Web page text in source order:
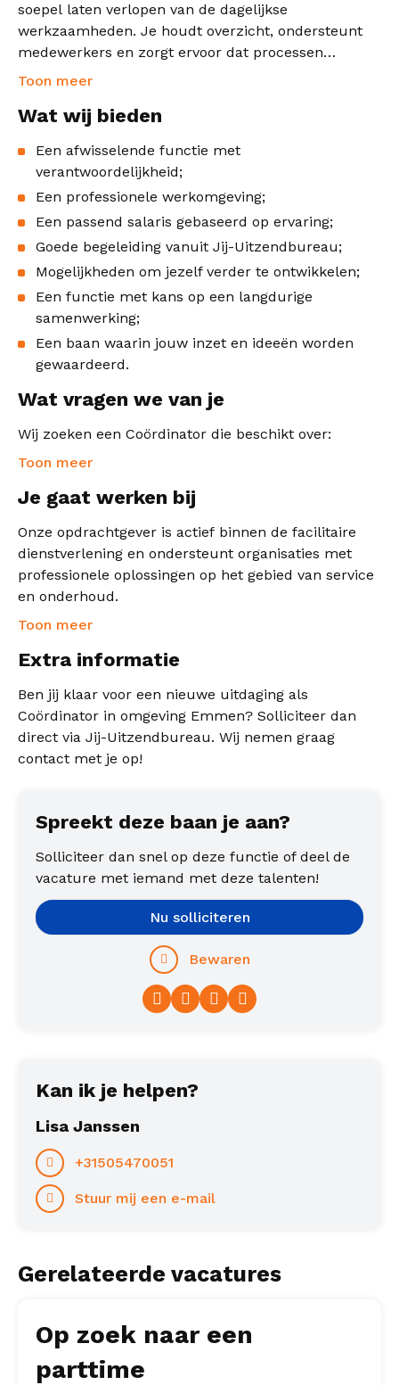
soepel laten verlopen van de dagelijkse
werkzaamheden. Je houdt overzicht, ondersteunt
medewerkers en zorgt ervoor dat processen
efficiënt worden uitgevoerd.
Toon meer
Wat wij bieden
Een afwisselende functie met
verantwoordelijkheid;
Een professionele werkomgeving;
Een passend salaris gebaseerd op ervaring;
Goede begeleiding vanuit Jij-Uitzendbureau;
Mogelijkheden om jezelf verder te ontwikkelen;
Een functie met kans op een langdurige
samenwerking;
Een baan waarin jouw inzet en ideeën worden
gewaardeerd.
Wat vragen we van je
Wij zoeken een Coördinator die beschikt over:
Toon meer
Je gaat werken bij
Onze opdrachtgever is actief binnen de facilitaire
dienstverlening en ondersteunt organisaties met
professionele oplossingen op het gebied van service
en onderhoud.
Toon meer
Extra informatie
Ben jij klaar voor een nieuwe uitdaging als
Coördinator in omgeving Emmen? Solliciteer dan
direct via Jij-Uitzendbureau. Wij nemen graag
contact met je op!
Spreekt deze baan je aan?
Solliciteer dan snel op deze functie of deel de
vacature met iemand met deze talenten!
Facebook
TwitterLinkedIn
Nu solliciteren
Bewaren
Kan ik je helpen?
Lisa Janssen
+31505470051
Stuur mij een e-mail
Gerelateerde vacatures
Op zoek naar een
parttime